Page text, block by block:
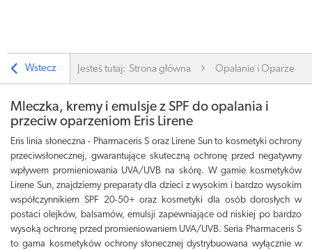
Wstecz Jesteś tutaj: Strona główna Opalanie i Oparzenia
Mleczka, kremy i emulsje z SPF do opalania i
przeciw oparzeniom Eris Lirene
Eris linia słoneczna - Pharmaceris S oraz Lirene Sun to kosmetyki ochrony
przeciwsłonecznej, gwarantujące skuteczną ochronę przed negatywny
wpływem promieniowania UVA/UVB na skórę. W gamie kosmetyków
Lirene Sun, znajdziemy preparaty dla dzieci z wysokim i bardzo wysokim
współczynnikiem SPF 20-50+ oraz kosmetyki dla osób dorosłych w
postaci olejków, balsamów, emulsji zapewniające od niskiej po bardzo
wysoką ochronę przed promieniowaniem UVA/UVB. Seria Pharmaceris S
to gama kosmetyków ochrony słonecznej dystrybuowana wyłącznie w